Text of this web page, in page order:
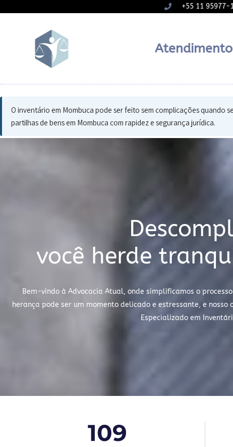
+55 11 95977-
O inventário em Mombuca pode ser feito sem complicações quando
partilhas de bens em Mombuca com rapidez e segurança jurídica.
você herde
Bem-vindo à Advocacia Atual, onde simplificamos o
herança pode ser um momento delicado e estressante, e
Especializado em
109